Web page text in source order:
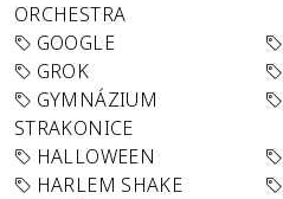
ORCHESTRA
GOOGLE
GROK
GYMNÁZIUM
STRAKONICE
HALLOWEEN
HARLEM SHAKE